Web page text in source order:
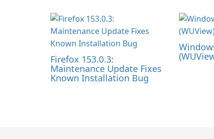
Firefox 153.0.3:
Maintenance Update Fixes
Known Installation Bug